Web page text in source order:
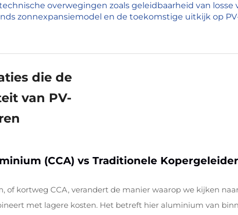
overwegingen zoals geleidbaarheid van losse
zonnexpansiemodel en de toekomstige uitkijk op
die de
van PV-
(CCA) vs Traditionele
of kortweg CCA, verandert de manier waarop we kijken
met lagere kosten. Het betreft hier aluminium van